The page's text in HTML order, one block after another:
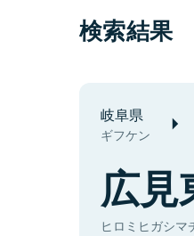
検索結果
岐阜県
ギフケン
広見
ヒロミヒガシマ